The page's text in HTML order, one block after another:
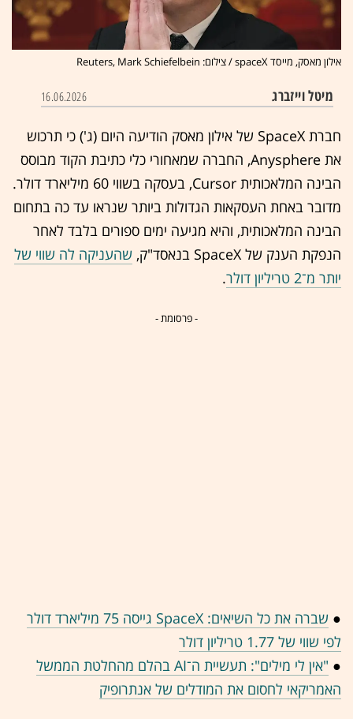
אילון מאסק, מייסד spaceX / צילום: Reuters, Mark Schiefelbein
מיטל וייזברג 16.06.2026
חברת SpaceX של אילון מאסק הודיעה היום (ג') כי תרכוש
את Anysphere, החברה שמאחורי כלי כתיבת הקוד מבוסס
הבינה המלאכותית Cursor, בעסקה בשווי 60 מיליארד דולר.
מדובר באחת העסקאות הגדולות ביותר שנראו עד כה בתחום
הבינה המלאכותית, והיא מגיעה ימים ספורים בלבד לאחר
הנפקת הענק של SpaceX בנאסד"ק,
שהעניקה לה שווי של
יותר מ־2 טריליון דולר
.
- פרסומת -
●
שברה את כל השיאים: SpaceX גייסה 75 מיליארד דולר
לפי שווי של 1.77 טריליון דולר
●
"אין לי מילים": תעשיית ה־AI בהלם מהחלטת הממשל
האמריקאי לחסום את המודלים של אנתרופיק